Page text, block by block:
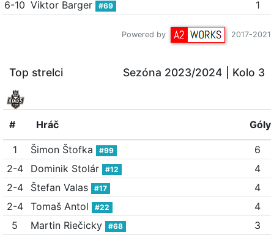
6-10 Viktor Barger #69 1
Powered by 2017-2021
Top strelci Sezóna 2023/2024 | Kolo 3
# Hráč Góly
1 Šimon Štofka #99
6
2-4
Dominik Stolár #12
4
2-4
Štefan Valas #17
4
2-4
Tomaš Antol #22
4
5
Martin Riečicky #68 3